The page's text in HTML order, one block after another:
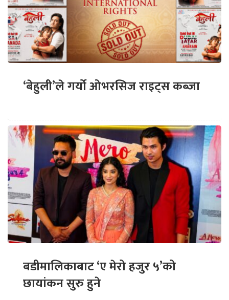
‘बेहुली’ले गर्यो ओभरसिज राइट्स कब्जा
बडीमालिकाबाट ‘ए मेरो हजुर ५’को
छायांकन सुरु हुने